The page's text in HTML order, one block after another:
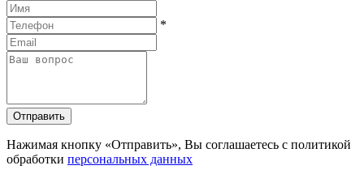
*
Отправить
Нажимая кнопку «Отправить», Вы соглашаетесь с политикой
обработки персональных данных